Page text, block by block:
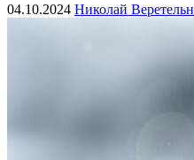
04.10.2024 Николай